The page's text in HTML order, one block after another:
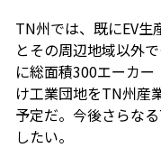
TN州では、既にEV生
とその周辺地域以外
に総面積300エーカ
け工業団地をTN州産
予定だ。今後さらな
したい。